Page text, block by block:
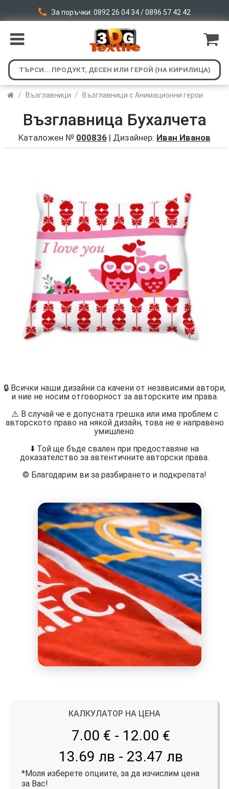
За поръчки: 0892 26 04 34 / 0896 57 42 42
/ Възглавници / Възглавници с Анимационни герои
Възглавница Бухалчета
Каталожен № 000836 | Дизайнер: Иван Иванов
🔒 Всички наши дизайни са качени от независими автори,
и ние не носим отговорност за авторските им права.
⚠️ В случай че е допусната грешка или има проблем с
авторското право на някой дизайн, това не е направено
умишлено.
⬇️ Той ще бъде свален при предоставяне на
доказателство за автентичните авторски права.
©️ Благодарим ви за разбирането и подкрепата!
КАЛКУЛАТОР НА ЦЕНА
7.00 € - 12.00 €
13.69 лв - 23.47 лв
*Моля изберете опциите, за да изчислим цена
за Вас!